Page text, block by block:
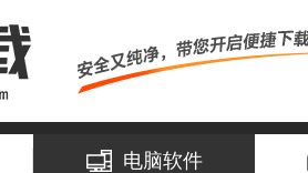
电脑软件